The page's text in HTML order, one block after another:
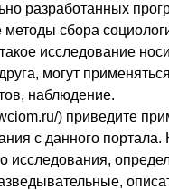
разработанных
сбора
исследование
могут
наблюдение.
) приведите
с данного портала.
исследования,